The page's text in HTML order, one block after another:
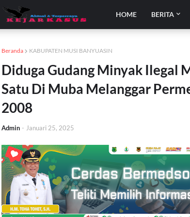
HOME BERITA
Beranda KABUPATEN MUSI BANYUASIN
Diduga Gudang Minyak Ilegal
Satu Di Muba Melanggar
2008
Admin - Januari 25, 2025